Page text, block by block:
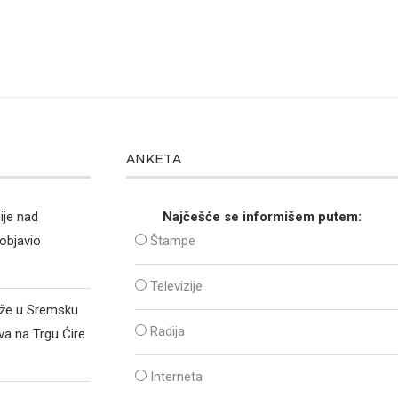
nad
u Sremsku
na Trgu Ćire
ANKETA
Najčešće se informišem putem:
Štampe
Televizije
Radija
Interneta